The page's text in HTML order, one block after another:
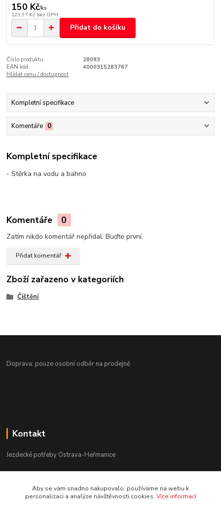
150 Kč/ks
123,97 Kč bez DPH
Přidat do košíku
Číslo produktu:
28093
EAN kód:
4000315283767
Hlídat cenu / dostupnost
Kompletní specifikace
Komentáře 0
Kompletní specifikace
- Stěrka na vodu a bahno
Komentáře 0
Zatím nikdo komentář nepřidal. Buďte první.
Přidat komentář
Zboží zařazeno v kategoriích
Čištění
Doprava: pouze osobní odběr na prodejně
Kontakt
Jezdecké potřeby Ostrava-Heřmanice
Po-Pá 9:30 - 17:30
Aby se vám snadno nakupovalo, používáme na webu k
personalizaci a analýze návštěvnosti cookies. Více informací